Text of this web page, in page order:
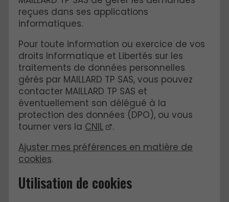
reçues dans ses applications
informatiques.
Pour toute information ou exercice de vos
droits Informatique et Libertés sur les
traitements de données personnelles
gérés par MAILLARD TP SAS, vous pouvez
contacter MAILLARD TP SAS et
éventuellement son délégué à la
protection des données (DPO), ou vous
tourner vers la CNIL
.
Ajuster mes préférences en matière de
cookies.
Utilisation de cookies